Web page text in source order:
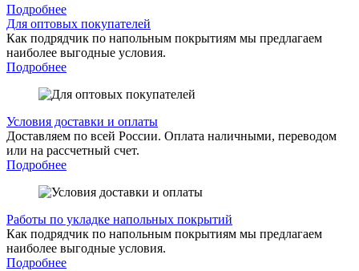
Подробнее
Для оптовых покупателей
Как подрядчик по напольным покрытиям мы предлагаем
наиболее выгодные условия.
Подробнее
Условия доставки и оплаты
Доставляем по всей России. Оплата наличными, переводом
или на рассчетный счет.
Подробнее
Работы по укладке напольных покрытий
Как подрядчик по напольным покрытиям мы предлагаем
наиболее выгодные условия.
Подробнее